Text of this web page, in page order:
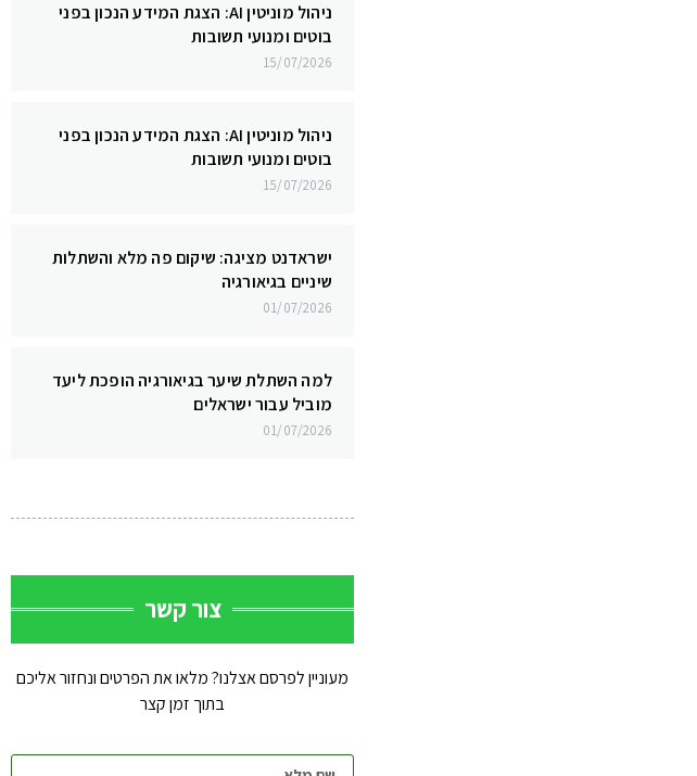
ניהול מוניטין AI: הצגת המידע הנכון בפני
בוטים ומנועי תשובות
15/07/2026
ניהול מוניטין AI: הצגת המידע הנכון בפני
בוטים ומנועי תשובות
15/07/2026
ישראדנט מציגה: שיקום פה מלא והשתלות
שיניים בגיאורגיה
01/07/2026
למה השתלת שיער בגיאורגיה הופכת ליעד
מוביל עבור ישראלים
01/07/2026
צור קשר
מעוניין לפרסם אצלנו? מלאו את הפרטים ונחזור אליכם
בתוך זמן קצר